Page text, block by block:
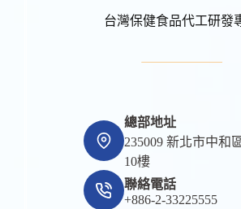
台灣保健食品代工研發
總部地址
235009 新北市中和
10樓
聯絡電話
+886-2-33225555